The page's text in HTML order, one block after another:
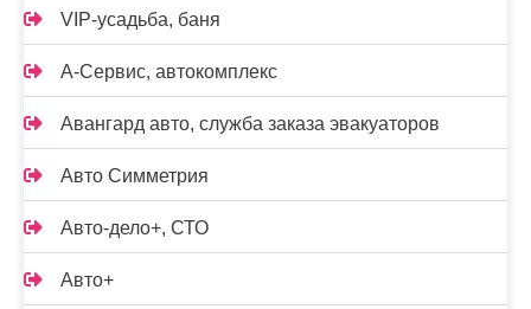
VIP-усадьба, баня
А-Сервис, автокомплекс
Авангард авто, служба заказа эвакуаторов
Авто Симметрия
Авто-дело+, СТО
Авто+